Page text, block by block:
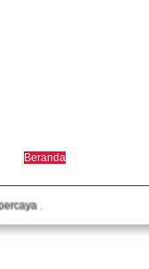
Beranda